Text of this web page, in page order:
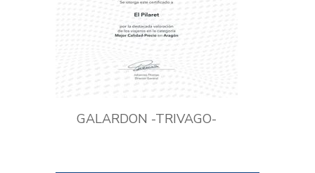
GALARDON -TRIVAGO-